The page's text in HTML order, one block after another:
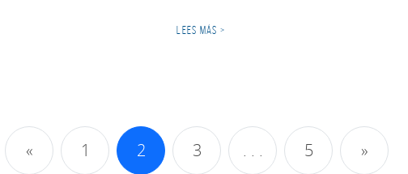
LEES MÁS >
Navegación de Entradas
« 1 2 3 . . . 5 »